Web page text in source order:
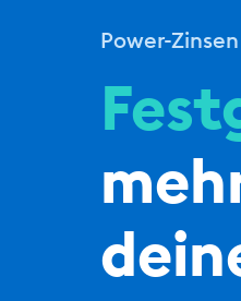
Power-